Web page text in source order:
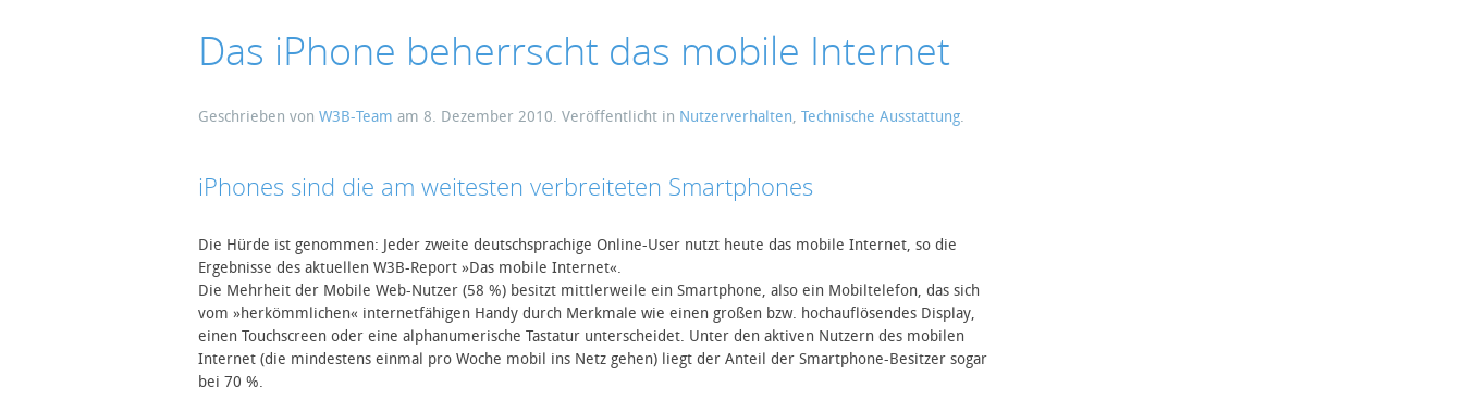
Das iPhone beherrscht das mobile Internet
Geschrieben von W3B-Team am 8. Dezember 2010. Veröffentlicht in Nutzerverhalten, Technische Ausstattung.
iPhones sind die am weitesten verbreiteten Smartphones
Die Hürde ist genommen: Jeder zweite deutschsprachige Online-User nutzt heute das mobile Internet, so die
Ergebnisse des aktuellen W3B-Report »Das mobile Internet«.
Die Mehrheit der Mobile Web-Nutzer (58 %) besitzt mittlerweile ein Smartphone, also ein Mobiltelefon, das sich
vom »herkömmlichen« internetfähigen Handy durch Merkmale wie einen großen bzw. hochauflösendes Display,
einen Touchscreen oder eine alphanumerische Tastatur unterscheidet. Unter den aktiven Nutzern des mobilen
Internet (die mindestens einmal pro Woche mobil ins Netz gehen) liegt der Anteil der Smartphone-Besitzer sogar
bei 70 %.